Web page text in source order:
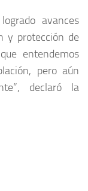
avances
y protección de
entendemos
pero aún
declaró la